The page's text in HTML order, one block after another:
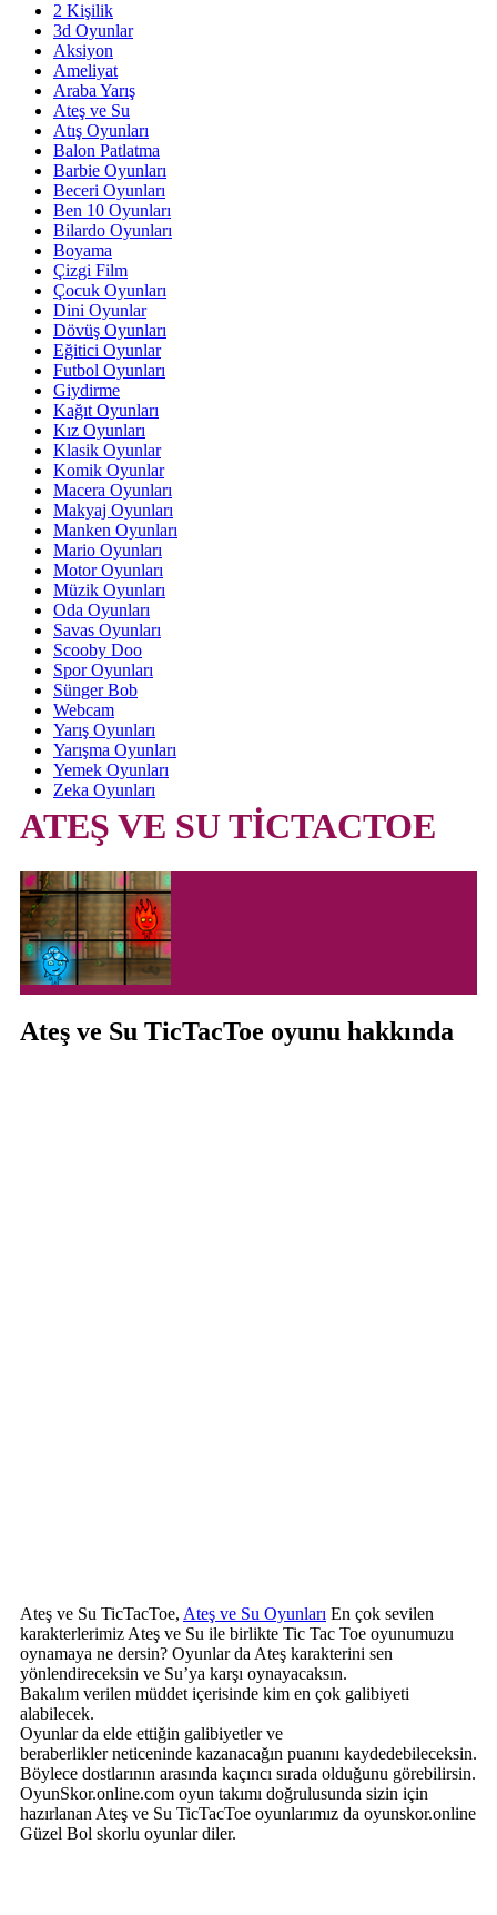
2 Kişilik
3d Oyunlar
Aksiyon
Ameliyat
Araba Yarış
Ateş ve Su
Atış Oyunları
Balon Patlatma
Barbie Oyunları
Beceri Oyunları
Ben 10 Oyunları
Bilardo Oyunları
Boyama
Çizgi Film
Çocuk Oyunları
Dini Oyunlar
Dövüş Oyunları
Eğitici Oyunlar
Futbol Oyunları
Giydirme
Kağıt Oyunları
Kız Oyunları
Klasik Oyunlar
Komik Oyunlar
Macera Oyunları
Makyaj Oyunları
Manken Oyunları
Mario Oyunları
Motor Oyunları
Müzik Oyunları
Oda Oyunları
Savas Oyunları
Scooby Doo
Spor Oyunları
Sünger Bob
Webcam
Yarış Oyunları
Yarışma Oyunları
Yemek Oyunları
Zeka Oyunları
ATEŞ VE SU TİCTACTOE
Ateş ve Su TicTacToe oyunu hakkında
Ateş ve Su TicTacToe, Ateş ve Su Oyunları En çok sevilen
karakterlerimiz Ateş ve Su ile birlikte Tic Tac Toe oyunumuzu
oynamaya ne dersin? Oyunlar da Ateş karakterini sen
yönlendireceksin ve Su’ya karşı oynayacaksın.
Bakalım verilen müddet içerisinde kim en çok galibiyeti
alabilecek.
Oyunlar da elde ettiğin galibiyetler ve
beraberlikler neticeninde kazanacağın puanını kaydedebileceksin.
Böylece dostlarının arasında kaçıncı sırada olduğunu görebilirsin.
OyunSkor.online.com oyun takımı doğrulusunda sizin için
hazırlanan Ateş ve Su TicTacToe oyunlarımız da oyunskor.online
Güzel Bol skorlu oyunlar diler.